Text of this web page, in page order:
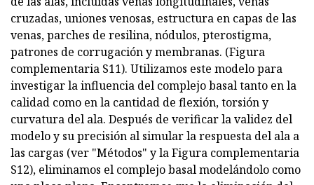
cruzadas, uniones venosas, estructura en capas de las
venas, parches de resilina, nódulos, pterostigma,
patrones de corrugación y membranas. (Figura
complementaria S11). Utilizamos este modelo para
investigar la influencia del complejo basal tanto en la
calidad como en la cantidad de flexión, torsión y
curvatura del ala. Después de verificar la validez del
modelo y su precisión al simular la respuesta del ala a
las cargas (ver "Métodos" y la Figura complementaria
S12), eliminamos el complejo basal modelándolo como